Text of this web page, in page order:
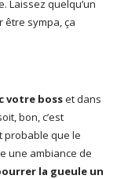
Laissez quelqu’un
être sympa, ça
votre bosset dans
bon, c’est
probable que le
une ambiance de
la gueule un